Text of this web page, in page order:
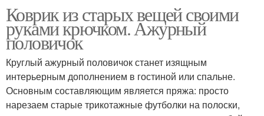
Коврик из старых вещей своими
руками крючком. Ажурный
половичок
Круглый ажурный половичок станет изящным
интерьерным дополнением в гостиной или спальне.
Основным составляющим является пряжа: просто
нарезаем старые трикотажные футболки на полоски,